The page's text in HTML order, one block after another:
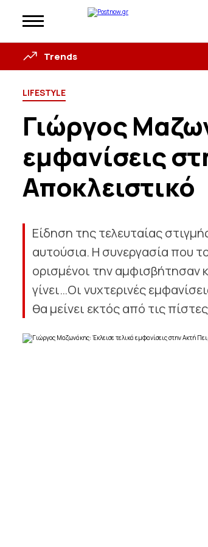
Trends
LIFESTYLE
Γιώργος
εμφανίσεις
Αποκλειστικό
Είδηση της τελευταίας
αυτούσια. Η συνεργασία που
ορισμένοι την αμφισβήτησαν
γίνει…Οι νυχτερινές
θα μείνει εκτός από τις